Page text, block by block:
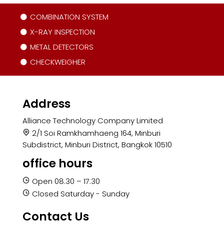
COMBINATION SYSTEM
X-RAY INSPECTION
METAL DETECTORS
CHECKWEIGHER
Address
Alliance Technology Company Limited
2/1 Soi Ramkhamhaeng 164, Minburi
Subdistrict, Minburi District, Bangkok 10510
office hours
Open 08.30 – 17.30
Closed Saturday - Sunday
Contact Us